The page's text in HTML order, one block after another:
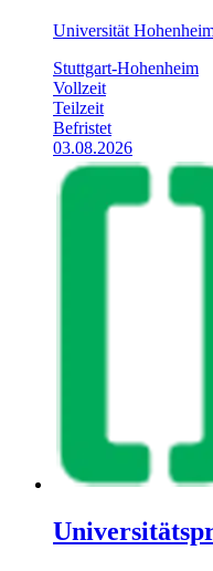
Universität
Stuttgart-Hohenheim
Vollzeit
Teilzeit
Befristet
03.08.2026